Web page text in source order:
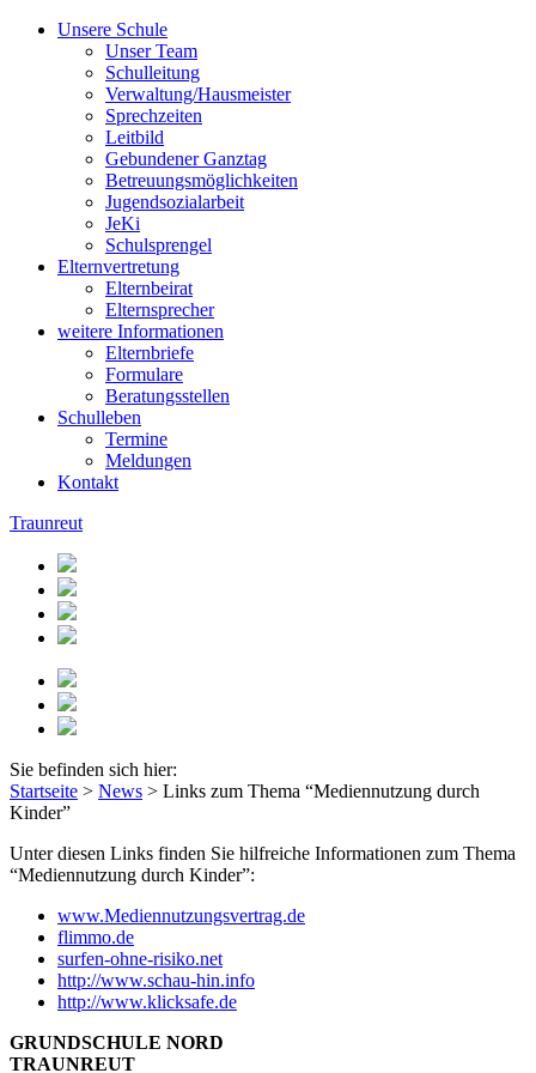
Unsere Schule
Unser Team
Schulleitung
Verwaltung/Hausmeister
Sprechzeiten
Leitbild
Gebundener Ganztag
Betreuungsmöglichkeiten
Jugendsozialarbeit
JeKi
Schulsprengel
Elternvertretung
Elternbeirat
Elternsprecher
weitere Informationen
Elternbriefe
Formulare
Beratungsstellen
Schulleben
Termine
Meldungen
Kontakt
Traunreut
Sie befinden sich hier:
Startseite > News > Links zum Thema “Mediennutzung durch
Kinder”
Unter diesen Links finden Sie hilfreiche Informationen zum Thema
“Mediennutzung durch Kinder”:
www.Mediennutzungsvertrag.de
flimmo.de
surfen-ohne-risiko.net
http://www.schau-hin.info
http://www.klicksafe.de
GRUNDSCHULE NORD
TRAUNREUT